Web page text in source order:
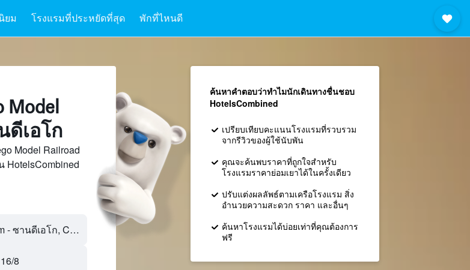
ยม โรงแรมที่ประหยัดที่สุด พักที่ไหนดี
ดีเอโก
Model Railroad
HotelsCombined
8
ค้นหาคำตอบว่าทำไมนักเดินทางชื่นชอบ
HotelsCombined
เปรียบเทียบคะแนนโรงแรมที่รวบรวม
จากรีวิวของผู้ใช้นับพัน
คุณจะค้นพบราคาที่ถูกใจสำหรับ
โรงแรมราคาย่อมเยาได้ในครั้งเดียว
ปรับแต่งผลลัพธ์ตามเครือโรงแรม สิ่ง
อำนวยความสะดวก ราคา และอื่นๆ
ค้นหาโรงแรมได้บ่อยเท่าที่คุณต้องการ
ฟรี